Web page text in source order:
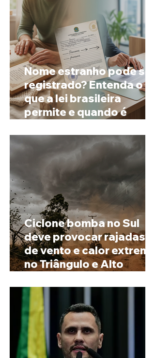
Nome estranho pode ser
registrado? Entenda o
que a lei brasileira
permite e quando é
prenome
Ciclone bomba no Sul
deve provocar rajadas
de vento e calor extremo
no Triângulo e Alto